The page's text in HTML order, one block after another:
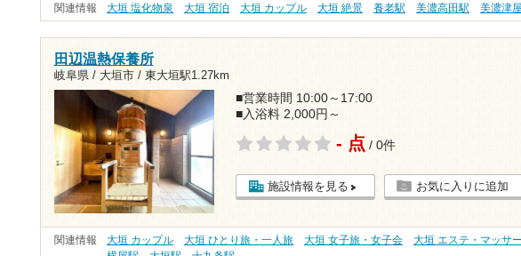
関連情報 大垣 塩化物泉 大垣 宿泊 大垣 カップル 大垣 絶景 養老駅 美濃高田駅 美濃津
田辺温熱保養所
岐阜県 / 大垣市 / 東大垣駅1.27km
■営業時間 10:00～17:00
■入浴料 2,000円～
- 点 / 0件
施設情報を見る お気に入りに追加
関連情報 大垣 カップル 大垣 ひとり旅・一人旅 大垣 女子旅・女子会 大垣 エステ・マッサ